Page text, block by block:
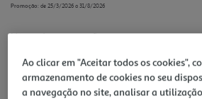
Promoção: de 25/3/2026 a 31/8/2026
Notas de preparação
Ao clicar em "Aceitar todos os cookies",
armazenamento de cookies no seu
a navegação no site, analisar a